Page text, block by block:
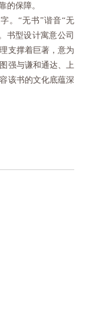
的保障。
。“无书”谐音“无
书型设计寓意公司
支撑着巨著，意为
强与谦和通达、上
该书的文化底蕴深